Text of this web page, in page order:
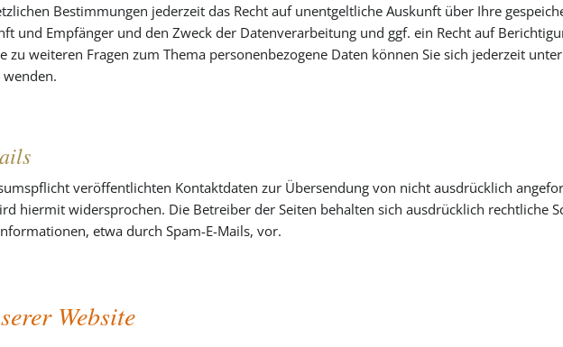
Bestimmungen jederzeit das Recht auf unentgeltliche Auskunft über Ihre
und Empfänger und den Zweck der Datenverarbeitung und ggf. ein Recht auf
zu weiteren Fragen zum Thema personenbezogene Daten können Sie sich jederzeit
wenden.
veröffentlichten Kontaktdaten zur Übersendung von nicht ausdrücklich
hiermit widersprochen. Die Betreiber der Seiten behalten sich ausdrücklich rechtliche
etwa durch Spam-E-Mails, vor.
Website